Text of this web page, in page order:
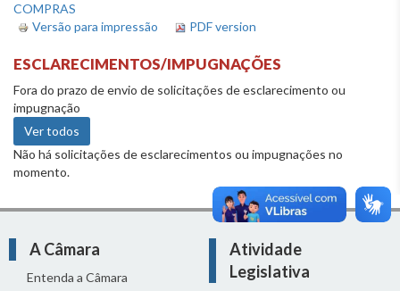
COMPRAS
Versão para impressão
PDF version
ESCLARECIMENTOS/IMPUGNAÇÕES
Fora do prazo de envio de solicitações de esclarecimento ou
impugnação
Ver todos
Não há solicitações de esclarecimentos ou impugnações no
momento.
A Câmara
Entenda a Câmara
Atividade
Legislativa